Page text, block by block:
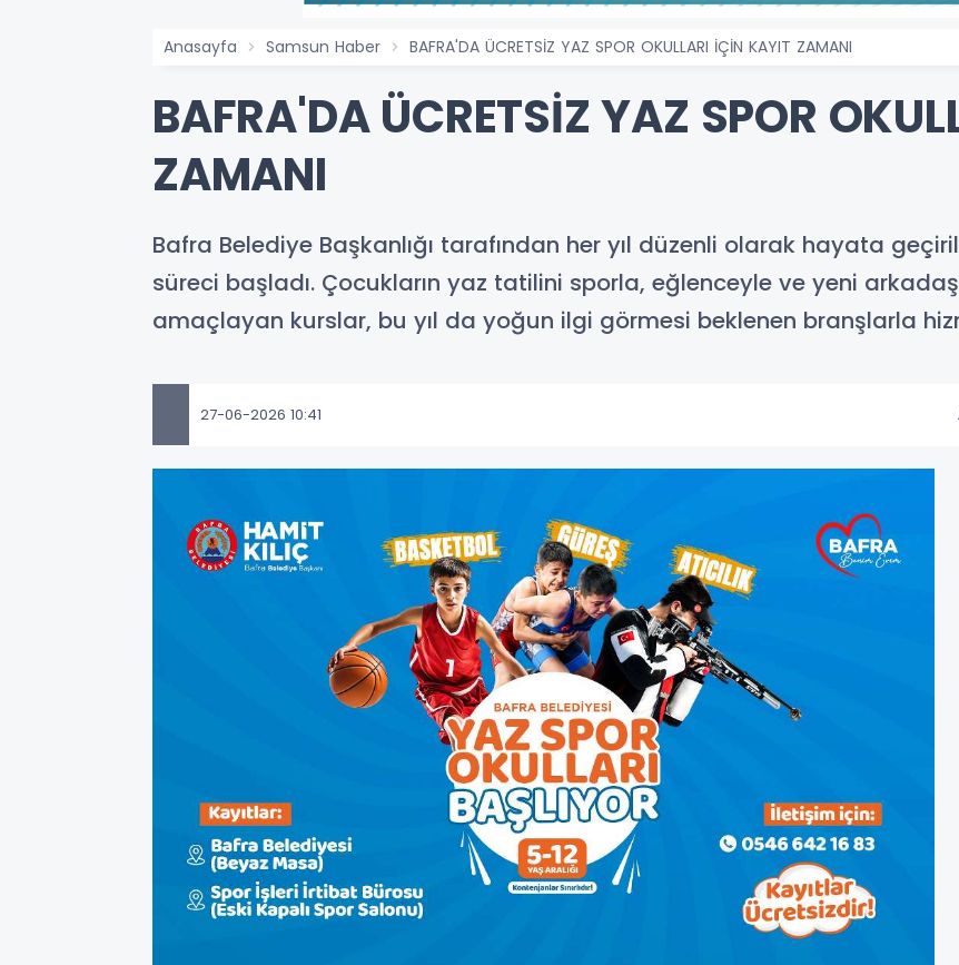
Anasayfa Samsun Haber BAFRA'DA ÜCRETSİZ YAZ SPOR OKULLARI İÇİN KAYIT ZAMANI
BAFRA'DA ÜCRETSİZ YAZ SPOR
ZAMANI
Bafra Belediye Başkanlığı tarafından her yıl düzenli olarak hayata
süreci başladı. Çocukların yaz tatilini sporla, eğlenceyle ve yeni
amaçlayan kurslar, bu yıl da yoğun ilgi görmesi beklenen branşlarla
27-06-2026 10:41